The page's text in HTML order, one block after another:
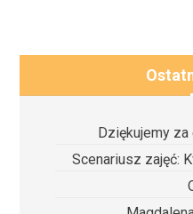
Dziękujemy
Scenariusz zajęć: